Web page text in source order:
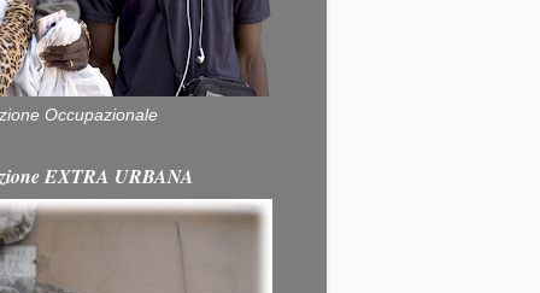
Occupazionale
EXTRA URBANA